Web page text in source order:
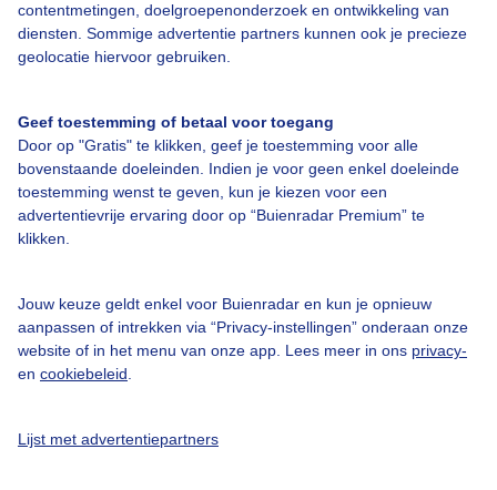
contentmetingen, doelgroepenonderzoek en ontwikkeling van
diensten. Sommige advertentie partners kunnen ook je precieze
geolocatie hiervoor gebruiken.
Geef toestemming of betaal voor toegang
Door op "Gratis" te klikken, geef je toestemming voor alle
bovenstaande doeleinden. Indien je voor geen enkel doeleinde
toestemming wenst te geven, kun je kiezen voor een
advertentievrije ervaring door op “Buienradar Premium” te
klikken.
Jouw keuze geldt enkel voor Buienradar en kun je opnieuw
aanpassen of intrekken via “Privacy-instellingen” onderaan onze
website of in het menu van onze app. Lees meer in ons privacy-
en cookiebeleid
Lijst met advertentiepartners
Over Buienradar
Veelgestelde vragen
Contact
Toegankelijkheid
Gebruikersvoorwaarden
Buienradar Team
Privacy beleid